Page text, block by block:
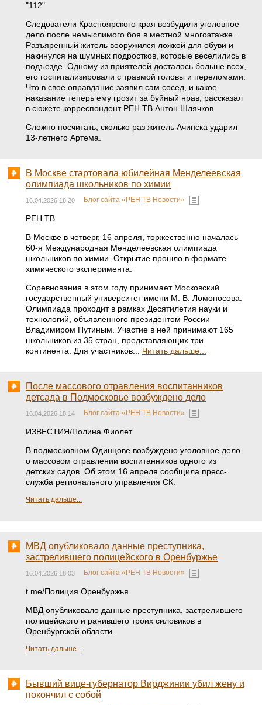
"112"
Следователи Красноярского края возбудили уголовное
дело после немыслимого боя в местной многоэтажке.
Разъяренный житель вооружился ложкой для обуви и
накинулся на шумных подростков, которые веселились в
подъезде. Одному из приятелей досталось больше всех,
его госпитализировали с травмой головы и переломами.
Что в свое оправдание заявил сам сосед, и какое
наказание теперь ему грозит за буйный нрав, рассказал
в сюжете корреспондент РЕН ТВ Антон Шлячков.
Сложно посчитать, сколько раз житель Ачинска ударил
13-летнего Артема.
В Москве стартовала юбилейная Менделеевская
олимпиада школьников по химии
16.04.2026 18:20 Блог сайта «РЕН ТВ Новости»
РЕН ТВ
В Москве в четверг, 16 апреля, торжественно началась
60-я Международная Менделеевская олимпиада
школьников по химии. Открытие прошло в формате
химического эксперимента.
Соревнования в этом году принимает Московский
государственный университет имени М. В. Ломоносова.
Олимпиада проходит в рамках Десятилетия науки и
технологий, объявленного президентом России
Владимиром Путиным. Участие в ней принимают 165
школьников из 35 стран, представляющих три
континента. Для участников... Читать дальше...
После массового отравления воспитанников
детсада в Подмосковье возбуждено дело
16.04.2026 18:14 Блог сайта «РЕН ТВ Новости»
ИЗВЕСТИЯ/Полина Фиолет
В подмосковном Одинцове возбуждено уголовное дело
о массовом отравлении воспитанников одного из
детских садов. Об этом 16 апреля сообщила пресс-
служба регионального управления СК.
Читать дальше...
МВД опубликовало данные преступника,
застрелившего полицейского в Оренбуржье
16.04.2026 18:03 Блог сайта «РЕН ТВ Новости»
t.me/Полиция Оренбуржья
МВД опубликовало данные преступника, застрелившего
полицейского и ранившего троих силовиков в
Оренбургской области.
Читать дальше...
Бывший вице-губернатор Вирджинии убил жену и
покончил с собой